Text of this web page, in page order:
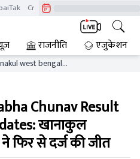
CrimeTak
राजनीति एजुकेशन
west bengal
Chunav Result
खानाकुल
फिर से दर्ज की जीत